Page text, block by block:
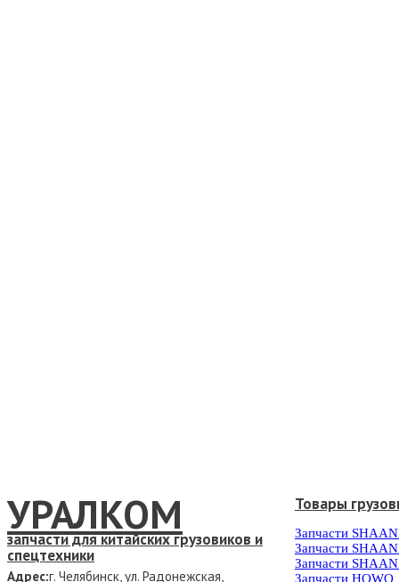
УРАЛКОМ
запчасти для китайских грузовиков и
спецтехники
Адрес:г. Челябинск, ул. Радонежская,
Товары
Запчасти
Запчасти
Запчасти
Запчасти HOWO